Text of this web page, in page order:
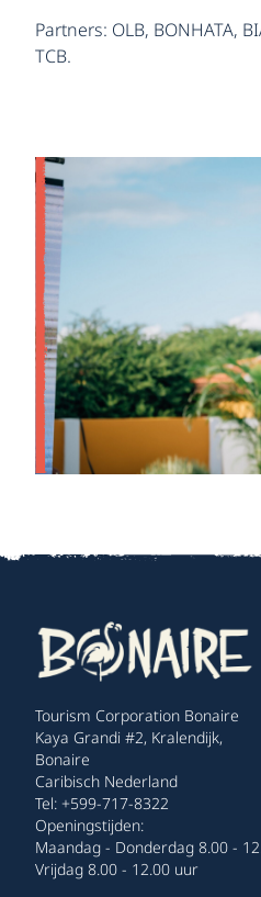
Partners: OLB, BONHATA,
TCB.
Tourism Corporation Bonaire
Kaya Grandi #2, Kralendijk,
Bonaire
Caribisch Nederland
Tel: +599-717-8322
Openingstijden:
Maandag - Donderdag 8.00 -
Vrijdag 8.00 - 12.00 uur